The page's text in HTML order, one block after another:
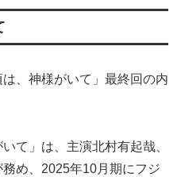
、神様がいて」最終回の内
て」は、主演北村有起哉、
め、2025年10月期にフジ